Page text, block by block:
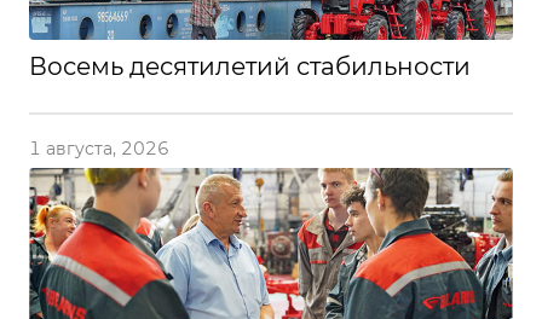
Восемь десятилетий стабильности
1 августа, 2026